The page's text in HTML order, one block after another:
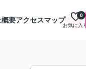
概要アクセスマップ
お気に入り
0